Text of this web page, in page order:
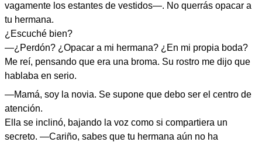
vagamente los estantes de vestidos—. No querrás opacar a
tu hermana.
¿Escuché bien?
—¿Perdón? ¿Opacar a mi hermana? ¿En mi propia boda?
Me reí, pensando que era una broma. Su rostro me dijo que
hablaba en serio.
—Mamá, soy la novia. Se supone que debo ser el centro de
atención.
Ella se inclinó, bajando la voz como si compartiera un
secreto. —Cariño, sabes que tu hermana aún no ha